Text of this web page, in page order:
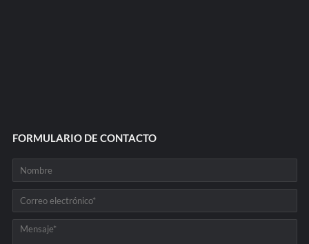
FORMULARIO DE CONTACTO